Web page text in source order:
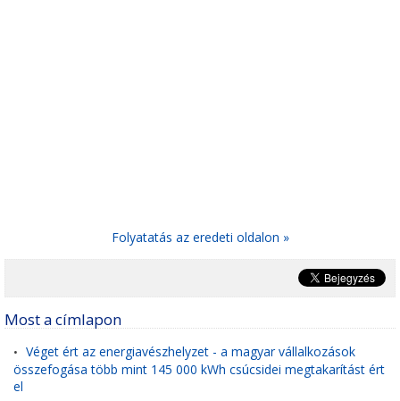
Folyatatás az eredeti oldalon »
Most a címlapon
• Véget ért az energiavészhelyzet - a magyar vállalkozások
összefogása több mint 145 000 kWh csúcsidei megtakarítást ért
el